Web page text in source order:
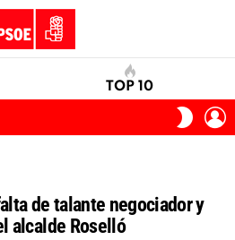
TOP 10
SKIN
de talante negociador y
alcalde Roselló